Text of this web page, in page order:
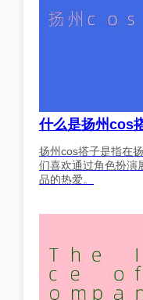
什么是扬州cos
扬州cos搭子是指在
们喜欢通过角色扮演
品的热爱。